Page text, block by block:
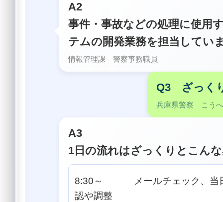
A2
事件・事故などの処理に使用
テムの開発業務を担当してい
情報管理課 警察事務職員
Q3 ざっく
兵庫県警察 こう
A3
1日の流れはざっくりとこん
8:30～ メールチェック、当
認や調整